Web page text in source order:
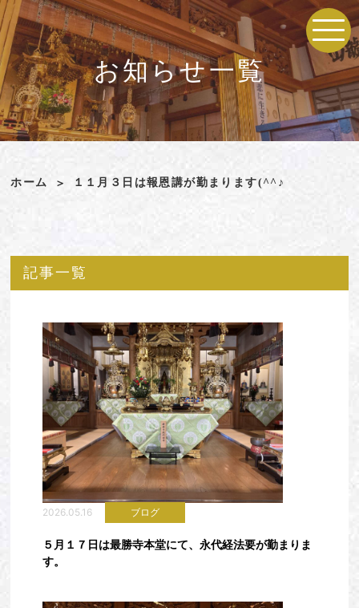
お知らせ一覧
ホーム １１月３日は報恩講が勤まります(^^♪
記事一覧
2026.05.16 ブログ
５月１７日は最勝寺本堂にて、永代経法要が勤まりま
す。